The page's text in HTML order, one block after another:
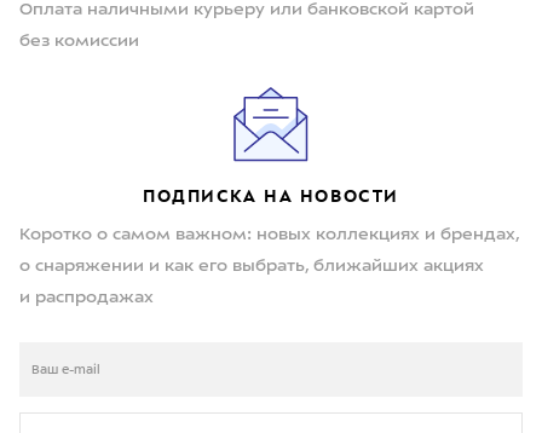
Оплата наличными курьеру или банковской картой
без комиссии
ПОДПИСКА НА НОВОСТИ
Коротко о самом важном: новых коллекциях и брендах,
о снаряжении и как его выбрать, ближайших акциях
и распродажах